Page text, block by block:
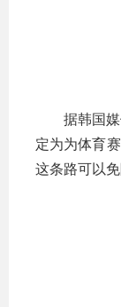
据韩国
定为为体育
这条路可以免